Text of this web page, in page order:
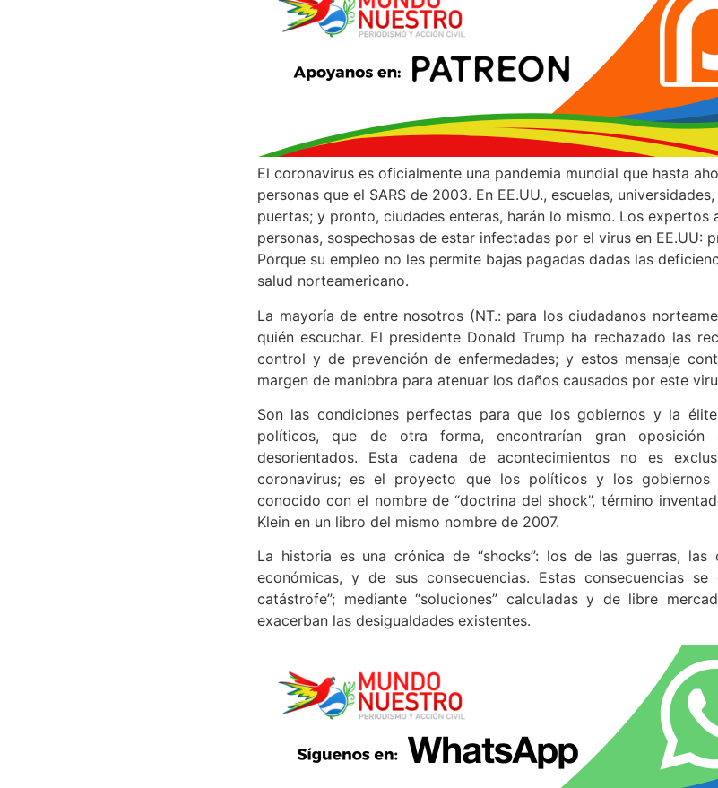
El coronavirus es oficialmente una pandemia mundial que hasta
personas que el SARS de 2003. En EE.UU., escuelas,
puertas; y pronto, ciudades enteras, harán lo mismo. Los expertos
personas, sospechosas de estar infectadas por el virus en EE.UU:
Porque su empleo no les permite bajas pagadas dadas las
salud norteamericano.
La mayoría de entre nosotros (NT.: para los ciudadanos
quién escuchar. El presidente Donald Trump ha rechazado las
control y de prevención de enfermedades; y estos mensaje
margen de maniobra para atenuar los daños causados por este
Son las condiciones perfectas para que los gobiernos y la
políticos, que de otra forma, encontrarían gran
desorientados. Esta cadena de acontecimientos no es
coronavirus; es el proyecto que los políticos y los gobiernos
conocido con el nombre de “doctrina del shock”, término
Klein en un libro del mismo nombre de 2007.
La historia es una crónica de “shocks”: los de las guerras,
económicas, y de sus consecuencias. Estas consecuencias
catástrofe”; mediante “soluciones” calculadas y de libre
exacerban las desigualdades existentes.